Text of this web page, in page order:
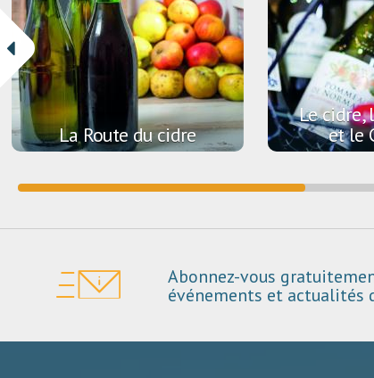
La Route du cidre
Le cidre,
et le
Abonnez-vous
événements et actualités